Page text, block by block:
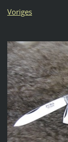
Voriges